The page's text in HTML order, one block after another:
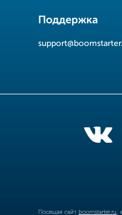
Поддержка
Посещая сайт boomstarter.ru ,